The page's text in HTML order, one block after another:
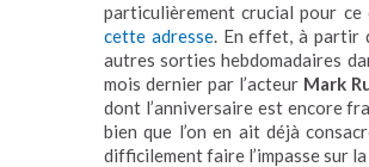
particulièrement crucial pour
cette adresse. En effet, à partir
autres sorties hebdomadaires
mois dernier par l’acteur Mark
dont l’anniversaire est encore
bien que l’on en ait déjà
difficilement faire l’impasse sur